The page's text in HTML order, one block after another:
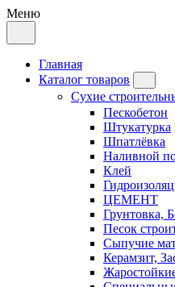
Меню
Главная
Каталог товаров
Сухие
Пескобетон
Штукатурка
Шпатлёвка
Наливной
Клей
ЦЕМЕНТ
Грунтовка,
Песок
Сыпучие
Керамзит,